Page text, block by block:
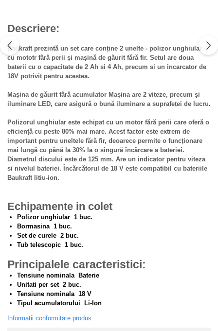
Suflante cu aer cald
Scari metalice
Strungurii
Scule cu acumulator
Truse de scule
Ventuze cu brate pentru transport
Vibratoare beton
Masini de spalat vase
Masini de spalat vase independente
Masini de spalat rufe
Masini de spalat rufe frontale
Masini de spalat rufe verticale
Masini de spalat rufe incorporabile
Uscatoare de rufe
Masini de facut paine
Pachete electrocasnice
incorporabile
Seturi oale
Storcatoare de fructe
Televizoare
Descriere:
Baukraft prezintă un set care conține 2 unelte - polizor unghiular
cu mototr fără perii și mașină de găurit fără fir. Setul are doua
baterii cu o capacitate de 2 Ah si 4 Ah, precum si un incarcator de
18V potrivit pentru acestea.
Mașina de găurit fără acumulator Mașina are 2 viteze, precum și
iluminare LED, care asigură o bună iluminare a suprafeței de lucru.
Polizorul unghiular este echipat cu un motor fără perii care oferă o
eficiență cu peste 80% mai mare. Acest factor este extrem de
important pentru uneltele fără fir, deoarece permite o funcționare
mai lungă cu până la 30% la o singură încărcare a bateriei.
Diametrul discului este de 125 mm. Are un indicator pentru viteza
si nivelul bateriei. Încărcătorul de 18 V este compatibil cu bateriile
Baukraft litiu-ion.
Echipamente in colet
Polizor unghiular 1 buc.
Bormasina 1 buc.
Set de curele 2 buc.
Tub telescopic 1 buc.
Principalele caracteristici:
Tensiune nominala Baterie
Unitati per set 2 buc.
Tensiune nominala 18 V
Tipul acumulatorului Li-Ion
Informatii conformitate produs